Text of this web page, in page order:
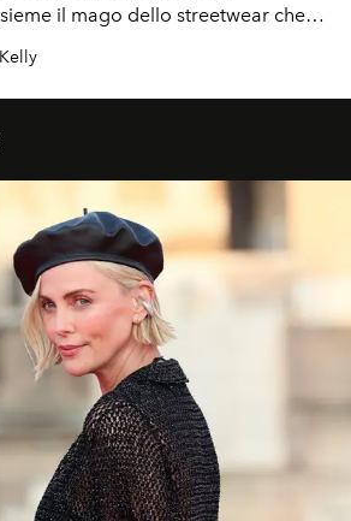
il mago dello streetwear che
West e Demna Gvasalia, direttore
Balenciaga.